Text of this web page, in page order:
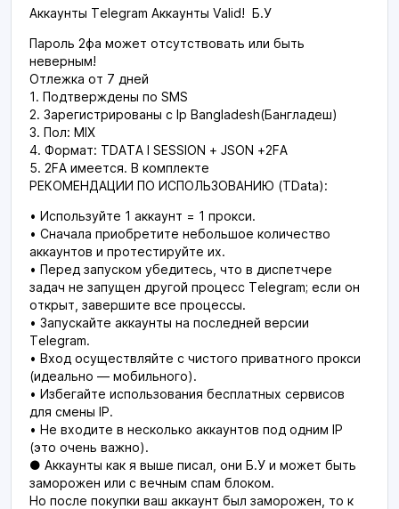
Аккаунты Telegram Аккаунты Valid! Б.У
Пароль 2фа может отсутствовать или быть
неверным!
Отлежка от 7 дней
1. Подтверждены по SMS
2. Зарегистрированы с Ip Bangladesh(Бангладеш)
3. Пол: MIX
4. Формат: TDATA I SESSION + JSON +2FA
5. 2FA имеется. В комплекте
РЕКОМЕНДАЦИИ ПО ИСПОЛЬЗОВАНИЮ (TData):
• Используйте 1 аккаунт = 1 прокси.
• Сначала приобретите небольшое количество
аккаунтов и протестируйте их.
• Перед запуском убедитесь, что в диспетчере
задач не запущен другой процесс Telegram; если он
открыт, завершите все процессы.
• Запускайте аккаунты на последней версии
Telegram.
• Вход осуществляйте с чистого приватного прокси
(идеально — мобильного).
• Избегайте использования бесплатных сервисов
для смены IP.
• Не входите в несколько аккаунтов под одним IP
(это очень важно).
● Аккаунты как я выше писал, они Б.У и может быть
заморожен или с вечным спам блоком.
Но после покупки ваш аккаунт был заморожен, то к